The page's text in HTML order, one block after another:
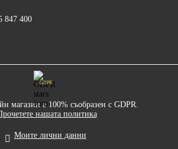
847 400
GDPR
магазин е 100% съобразен с GDPR.
нашата политика
Моите лични данни